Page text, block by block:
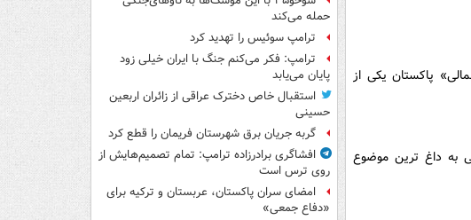
پاکستان یکی از
به داغ ترین موضوع
حمله می‌کند
ترامپ سوئیس را تهدید کرد
ترامپ: فکر می‌کنم جنگ با ایران خیلی زود
پایان می‌یابد
استقبال خاص دخترک عراقی از زائران اربعین
حسینی
گربه جریان برق شهرستان فریمان را قطع کرد
افشاگری برادرزاده ترامپ: تمام تصمیم‌هایش از
روی ترس است
امضای سران پاکستان، عربستان و ترکیه برای
«دفاع جمعی»